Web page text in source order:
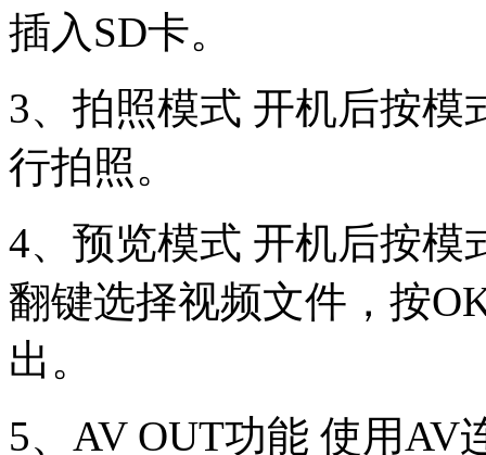
插入SD卡。
3、拍照模式 开机后按模
行拍照。
4、预览模式 开机后按模
翻键选择视频文件，按
出。
5、AV OUT功能 使用